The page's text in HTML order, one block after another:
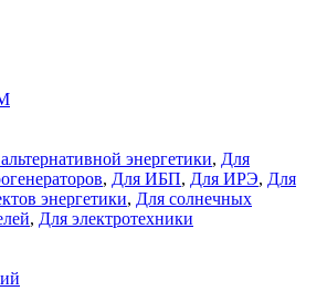
энергетики, Для
, Для ИБП, Для ИРЭ, Для
энергетики, Для солнечных
, Для электротехники